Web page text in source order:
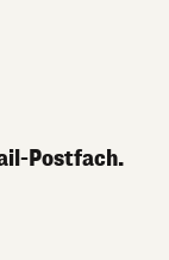
Postfach.